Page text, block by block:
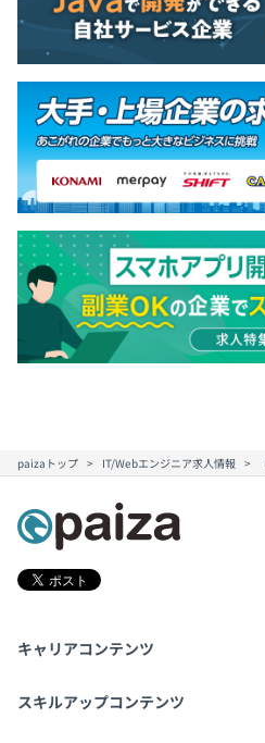
paizaトップ IT/Webエンジニア求人情報
キャリアコンテンツ
転職・キャリア
スキルアップコンテンツ